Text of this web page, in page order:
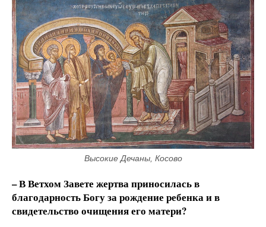
Высокие Дечаны, Косово
– В Ветхом Завете жертва приносилась в
благодарность Богу за рождение ребенка и в
свидетельство очищения его матери?